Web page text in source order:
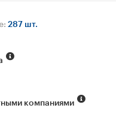
287 шт.
компаниями